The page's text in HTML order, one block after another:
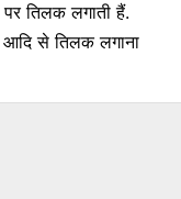
तिलक लगाती हैं.
से तिलक लगाना